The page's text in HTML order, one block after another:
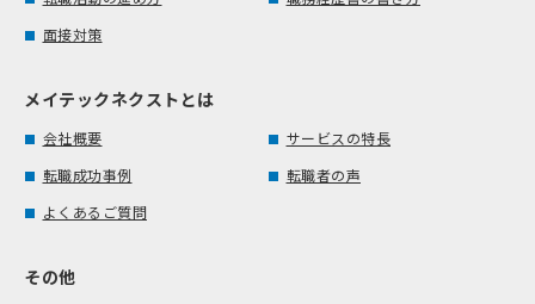
面接対策
メイテックネクストとは
会社概要
サービスの特長
転職成功事例
転職者の声
よくあるご質問
その他